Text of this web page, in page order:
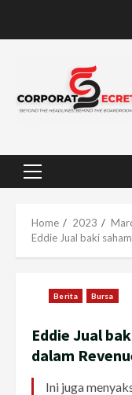
Primary
Home 2023
Eddie Jual baki
Berita Bursa
Eddie Jual
dalam
Ini juga